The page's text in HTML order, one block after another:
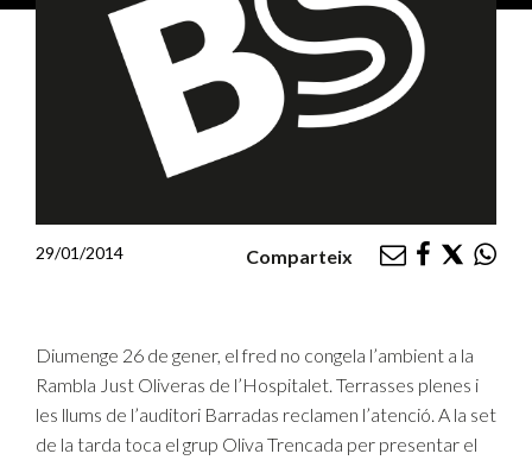
29/01/2014 Comparteix
Diumenge 26 de gener, el fred no congela l’ambient a la
Rambla Just Oliveras de l’Hospitalet. Terrasses plenes i
les llums de l’auditori Barradas reclamen l’atenció. A la set
de la tarda toca el grup Oliva Trencada per presentar el